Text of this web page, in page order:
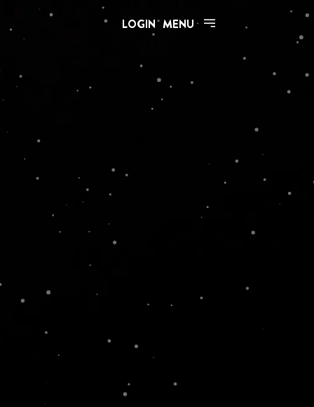
LOGIN MENU